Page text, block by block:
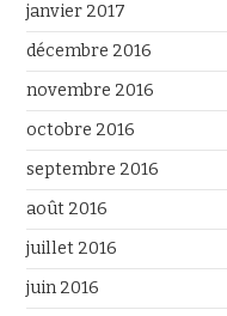
janvier 2017
décembre 2016
novembre 2016
octobre 2016
septembre 2016
août 2016
juillet 2016
juin 2016